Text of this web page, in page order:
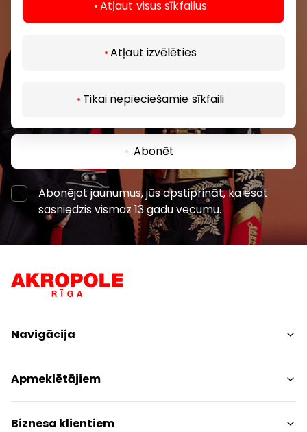
Atļaut visus sīkfailus
Atļaut izvēlēties
Tikai nepieciešamie sīkfaili
pasākumiem un jaunāko informāciju iepirkšanās un
Rīga”.
Abonēt
Abonējot jaunumus, jūs apstiprināt, ka esat
sasniedzis vismaz 13 gadu vecumu.
Navigācija
Iepirkšanās
Pakalpojumi
Izklaides
Restorāni
Apmeklētājiem
Centra plāns
Dzīvniekiem draudzīgs
Biznesa klientiem